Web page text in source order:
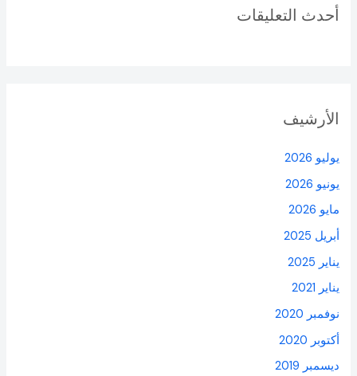
أحدث التعليقات
الأرشيف
يوليو 2026
يونيو 2026
مايو 2026
أبريل 2025
يناير 2025
يناير 2021
نوفمبر 2020
أكتوبر 2020
ديسمبر 2019